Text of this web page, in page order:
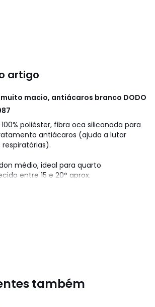
artigo
muito macio, antiácaros branco DODO
poliéster, fibra oca siliconada para
antiácaros (ajuda a lutar
médio, ideal para quarto
entre 15 e 20° aprox.
microfibra. Este artigo beneficia de
ativo biocida. A substância ativa é o
cm, 140 x 200 cm, 200 x 200 cm, 240
também